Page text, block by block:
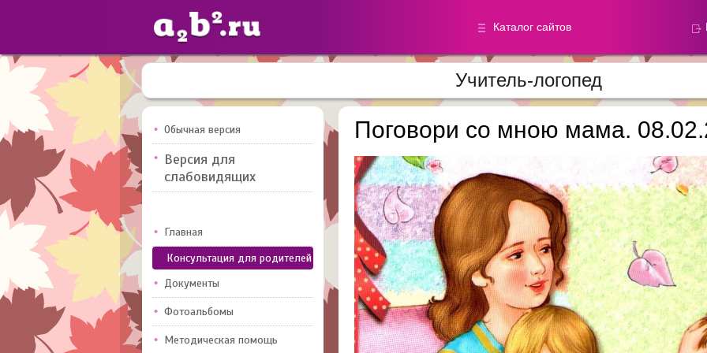
Каталог сайтов
Сайты
педагогов
Добавлено — 10947
Метод.
материалы
Добавлено — 59870
Галереи
фотографий
Добавлено — 39050
Учитель-логопед
Обычная версия
Версия для
слабовидящих
Главная
Консультация для родителей
Документы
Фотоальбомы
Методическая помощь
Поговори со мною мама.